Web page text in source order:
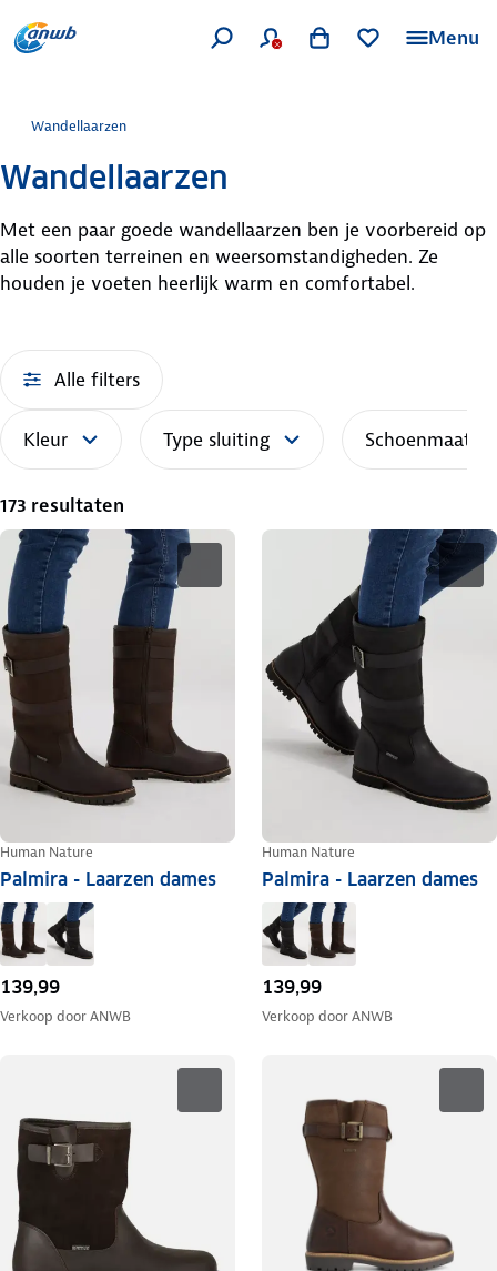
Menu
Wandellaarzen
Wandellaarzen
Met een paar goede wandellaarzen ben je voorbereid op
alle soorten terreinen en weersomstandigheden. Ze
houden je voeten heerlijk warm en comfortabel.
Alle filters
Kleur Type sluiting Schoenmaat
173 resultaten
Human Nature
Palmira - Laarzen dames
139,99
Verkoop doorANWB
Human Nature
Palmira - Laarzen dames
139,99
Verkoop doorANWB